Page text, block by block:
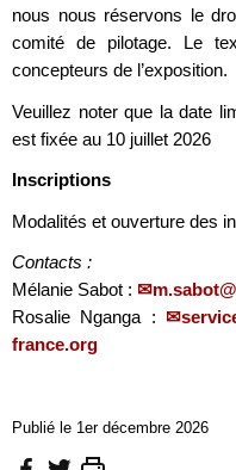
nous nous réservons le
comité de pilotage. Le
concepteurs de l’exposition.
Veuillez noter que la date
est fixée au 10 juillet 2026
Inscriptions
Modalités et ouverture des
Contacts :
Mélanie Sabot :
Rosalie Nganga :
france.org
Publié le 1er décembre 2026